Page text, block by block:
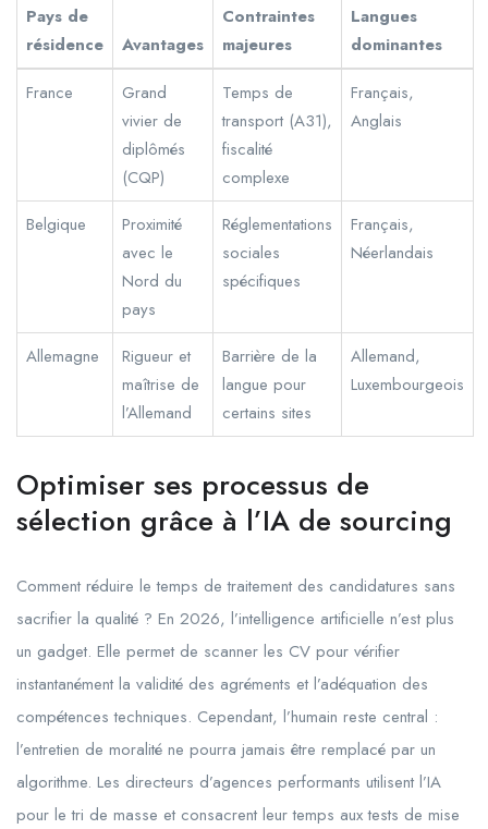
Pays de
résidence
Avantages
Contraintes
majeures
Langues
dominantes
France
Grand
vivier de
diplômés
(CQP)
Temps de
transport (A31),
fiscalité
complexe
Français,
Anglais
Belgique
Proximité
avec le
Nord du
pays
Réglementations
sociales
spécifiques
Français,
Néerlandais
Allemagne
Rigueur et
maîtrise de
l’Allemand
Barrière de la
langue pour
certains sites
Allemand,
Luxembourgeois
Optimiser ses processus de
sélection grâce à l’IA de sourcing
Comment réduire le temps de traitement des candidatures sans
sacrifier la qualité ? En 2026, l’intelligence artificielle n’est plus
un gadget. Elle permet de scanner les CV pour vérifier
instantanément la validité des agréments et l’adéquation des
compétences techniques. Cependant, l’humain reste central :
l’entretien de moralité ne pourra jamais être remplacé par un
algorithme. Les directeurs d’agences performants utilisent l’IA
pour le tri de masse et consacrent leur temps aux tests de mise